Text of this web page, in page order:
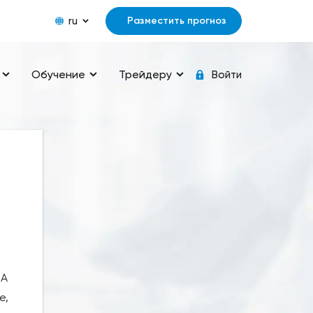
ru Разместить прогноз
Обучение Трейдеру Войти